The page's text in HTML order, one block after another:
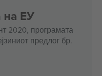
на ЕУ
2020, програмата
предлог бр.